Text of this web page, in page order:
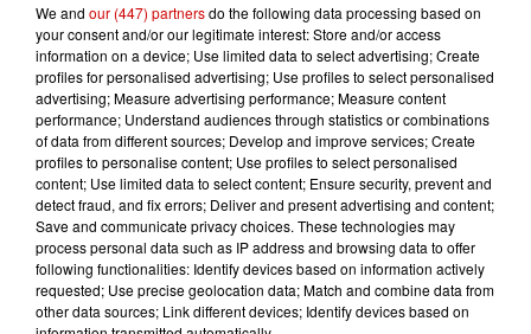
Le Duel - Gagnez vos entrées
pour l'un des zoos de nos
régions !
Destination Vacances - Gagnez
votre séjour en famille au cœur
de la...
We and our (447) partnersdo the following data processing based on
your consent and/or our legitimate interest: Store and/or access
information on a device; Use limited data to select advertising; Create
profiles for personalised advertising; Use profiles to select personalised
advertising; Measure advertising performance; Measure content
performance; Understand audiences through statistics or combinations
of data from different sources; Develop and improve services; Create
profiles to personalise content; Use profiles to select personalised
content; Use limited data to select content; Ensure security, prevent and
detect fraud, and fix errors; Deliver and present advertising and content;
Save and communicate privacy choices. These technologies may
process personal data such as IP address and browsing data to offer
following functionalities: Identify devices based on information actively
requested; Use precise geolocation data; Match and combine data from
other data sources; Link different devices; Identify devices based on